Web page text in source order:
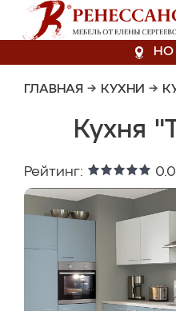
ГЛАВНАЯ → КУХНИ →
Кухня
Рейтинг: 0.0